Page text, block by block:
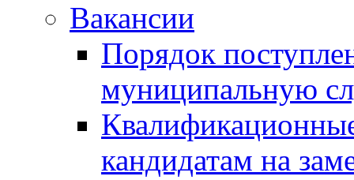
Вакансии
Порядок
муниципальную
кандидатам на